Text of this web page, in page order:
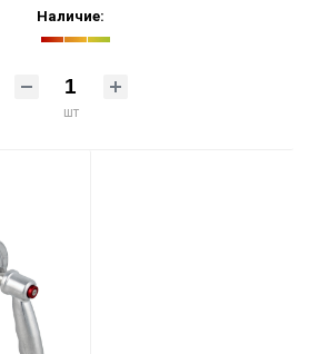
Наличие:
шт